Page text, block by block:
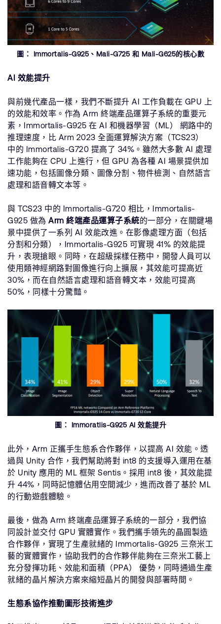
圖： Immortalis-G925、Mali-G725 和 Mali-G625的核心數
AI 效能提升
與前幾代產品一樣，我們不斷提升 AI 工作負載在 GPU 上
的效能和效率。作為 Arm 終端產品運算子系統的重要元
素，Immortalis-G925 在 AI 和機器學習（ML） 網路中的
推理速度，比 Arm 2023 全面運算解決方案（TCS23）
中的 Immortalis-G720 提高了 34%。雖然大多數 AI 處理
工作能夠在 CPU 上進行，但 GPU 為各種 AI 場景提供加
速功能，包括圖像分類、圖像分割、物件檢測、自然語言
處理和語音轉文本等。
與 TCS23 中的 Immortalis-G720 相比，Immortalis-
G925 做為 Arm 終端產品運算子系統的一部分，在關鍵場
景中提供了一系列 AI 效能改進。在影像處理方面（包括
分割和分類），Immortalis-G925 可實現 41% 的效能提
升，表現搶眼。同時，在超級採樣任務中，開發人員可以
使用類神經網路對圖像進行向上擴展，其效能可提高近
30%，而在自然語言處理和語音轉文本，效能可提高
50%，同樣十分驚豔。
圖： Immoratlis-G925 AI 效能提升
此外，Arm 正攜手生態系合作夥伴，以提高 AI 效能。透
過與 Unity 合作，我們幫助將對 int8 的支援導入運用在基
於 Unity 應用的 ML 框架 Sentis。採用 int8 後，其效能提
升 44%，同時記憶體佔用空間減少，進而改善了基於 ML
的行動遊戲體驗。
最後，做為 Arm 終端產品運算子系統的一部分，我們協
同設計並交付 GPU 實體實作。我們攜手領先的晶圓製造
合作夥伴，實現了生產就緒的 Immortalis-G925 三奈米工
藝的實體實作，協助我們的合作夥伴能夠在三奈米工藝上
充分發揮功耗、效能和面積（PPA） 優勢，同時通過生產
就緒的晶片解決方案來縮短晶片的開發與部署時間。
生態系協作推動圖形技術進步